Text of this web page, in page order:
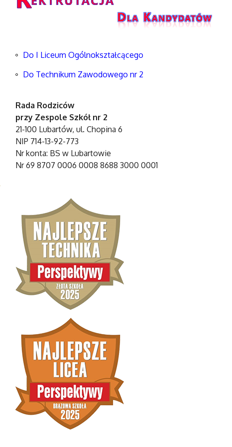
Do I Liceum Ogólnokształcącego
Do Technikum Zawodowego nr 2
Rada Rodziców
przy Zespole Szkół nr 2
21-100 Lubartów, ul. Chopina 6
NIP 714-13-92-773
Nr konta: BS w Lubartowie
Nr 69 8707 0006 0008 8688 3000 0001